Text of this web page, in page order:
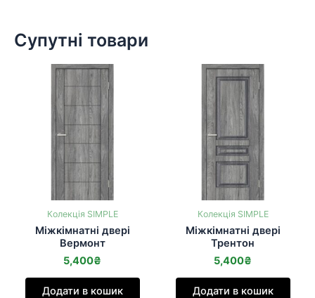
Супутні товари
Колекція SIMPLE
Міжкімнатні двері
Вермонт
5,400₴
Додати в кошик
Колекція SIMPLE
Міжкімнатні двері
Трентон
5,400₴
Додати в кошик